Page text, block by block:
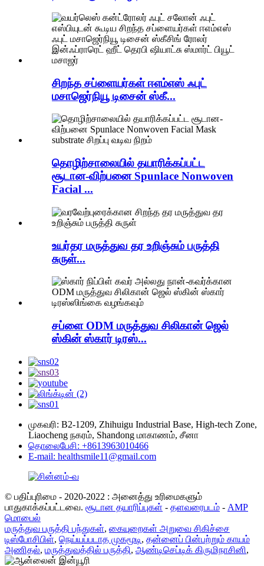
சிறந்த சப்ளையர்கள் ஈஎம்எஸ் ஃபுட்
மசாஜெர்நியூ டிசைன் ஸ்கீ...
தொழிற்சாலையில் தயாரிக்கப்பட்ட
சூடான-விற்பனை Spunlace Nonwoven
Facial ...
உயர்தர மருத்துவ தர உறிஞ்சும் பருத்தி
சுருள்...
சப்ளை ODM மருத்துவ சிலிகான் ஜெல்
ஸ்கின் ஸ்கார் டிரஸ்...
முகவரி: B2-1209, Zhihuigu Industrial Base, High-tech Zone,
Liaocheng நகரம், Shandong மாகாணம், சீனா
தொலைபேசி: +8613963010466
E-mail: healthsmile11@gmail.com
© பதிப்புரிமை - 2020-2022 : அனைத்து உரிமைகளும்
பாதுகாக்கப்பட்டவை. சூடான தயாரிப்புகள் - தளவரைபடம் - AMP
மொபைல்
மருத்துவ பருத்தி பந்துகள், கையுறைகள் அறுவை சிகிச்சை
டிஸ்போசிபிள், நெய்யப்படாத முகமூடி, தன்னைப் பின்பற்றும் காயம்
அணிதல், மருத்துவத்தில் பருத்தி, ஆண்டிசெப்டிக் கிருமிநாசினி,